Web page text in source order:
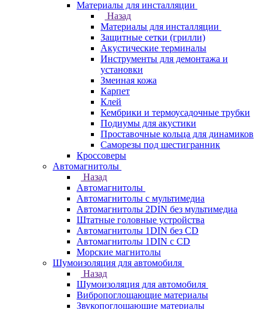
Материалы для инсталляции
Назад
Материалы для инсталляции
Защитные сетки (грилли)
Акустические терминалы
Инструменты для демонтажа и
установки
Змеиная кожа
Карпет
Клей
Кембрики и термоусадочные трубки
Подиумы для акустики
Проставочные кольца для динамиков
Саморезы под шестигранник
Кроссоверы
Автомагнитолы
Назад
Автомагнитолы
Автомагнитолы с мультимедиа
Автомагнитолы 2DIN без мультимедиа
Штатные головные устройства
Автомагнитолы 1DIN без CD
Автомагнитолы 1DIN с CD
Морские магнитолы
Шумоизоляция для автомобиля
Назад
Шумоизоляция для автомобиля
Вибропоглощающие материалы
Звукопоглощающие материалы